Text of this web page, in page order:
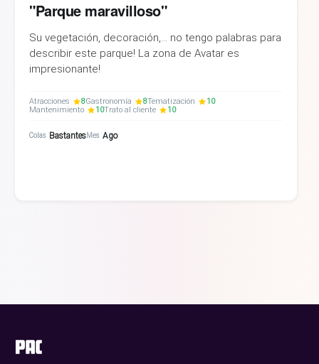
"Parque maravilloso"
Su vegetación, decoración,... no tengo palabras para
describir este parque! La zona de Avatar es
impresionante!
Atracciones 8Gastronomía 8Tematización
10
Mantenimiento
10Trato al cliente 10
Colas BastantesMes Ago